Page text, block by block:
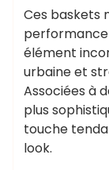
Ces baskets
performance
élément
urbaine et
Associées à
plus
touche
look.